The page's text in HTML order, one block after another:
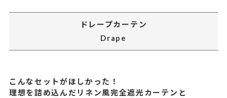
ドレープカーテン
Drape
こんなセットがほしかった！
理想を詰め込んだリネン風完全遮光カーテンと